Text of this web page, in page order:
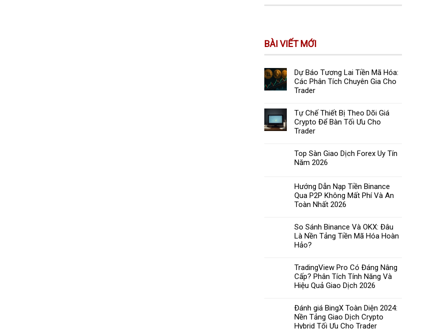
BÀI VIẾT MỚI
Dự Báo Tương Lai Tiền Mã Hóa:
Các Phân Tích Chuyên Gia Cho
Trader
Tự Chế Thiết Bị Theo Dõi Giá
Crypto Để Bàn Tối Ưu Cho
Trader
Top Sàn Giao Dịch Forex Uy Tín
Năm 2026
Hướng Dẫn Nạp Tiền Binance
Qua P2P Không Mất Phí Và An
Toàn Nhất 2026
So Sánh Binance Và OKX: Đâu
Là Nền Tảng Tiền Mã Hóa Hoàn
Hảo?
TradingView Pro Có Đáng Nâng
Cấp? Phân Tích Tính Năng Và
Hiệu Quả Giao Dịch 2026
Đánh giá BingX Toàn Diện 2024:
Nền Tảng Giao Dịch Crypto
Hybrid Tối Ưu Cho Trader